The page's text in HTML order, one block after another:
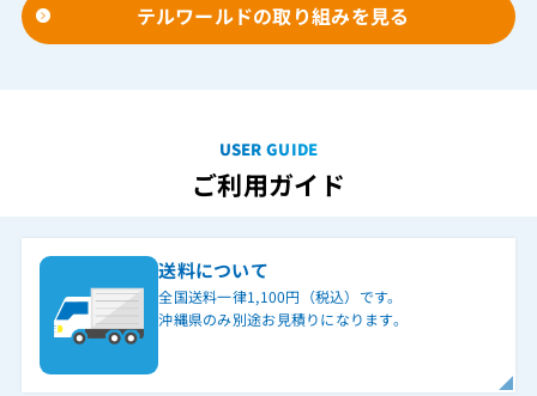
テルワールドの取り組みを見る
USER GUIDE
ご利用ガイド
送料について
全国送料一律1,100円（税込）です。
沖縄県のみ別途お見積りになります。